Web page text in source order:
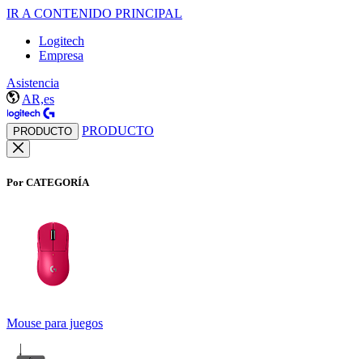
IR A CONTENIDO PRINCIPAL
Logitech
Empresa
Asistencia
AR,es
PRODUCTO PRODUCTO
Por CATEGORÍA
Mouse para juegos